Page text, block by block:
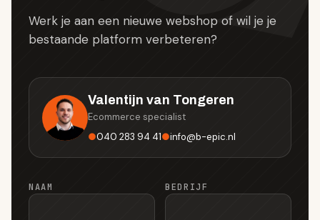
Werk je aan een nieuwe webshop of wil je je
bestaande platform verbeteren?
Valentijn van Tongeren
Ecommerce specialist
●040 283 94 41●info@b-epic.nl
NAAM BEDRIJF